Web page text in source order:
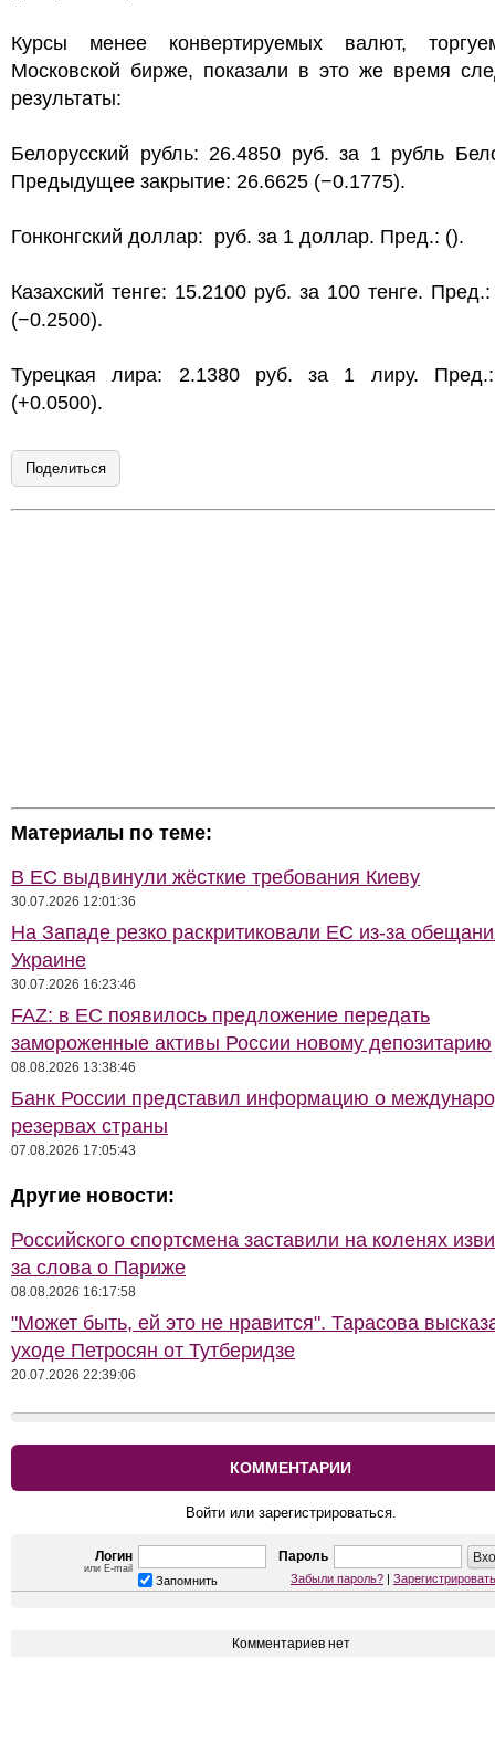
Курсы менее конвертируемых валют,
Московской бирже, показали в это же время
результаты:
Белорусский рубль: 26.4850 руб. за 1 рубль
Предыдущее закрытие: 26.6625 (−0.1775).
Гонконгский доллар: руб. за 1 доллар. Пред.: ().
Казахский тенге: 15.2100 руб. за 100 тенге.
(−0.2500).
Турецкая лира: 2.1380 руб. за 1 лиру.
(+0.0500).
Поделиться
Материалы по теме:
В ЕС выдвинули жёсткие требования Киеву
30.07.2026 12:01:36
На Западе резко раскритиковали ЕС из-за
Украине
30.07.2026 16:23:46
FAZ: в ЕС появилось предложение передать
замороженные активы России новому депозитарию
08.08.2026 13:38:46
Банк России представил информацию о
резервах страны
07.08.2026 17:05:43
Другие новости:
Российского спортсмена заставили на коленях
за слова о Париже
08.08.2026 16:17:58
"Может быть, ей это не нравится". Тарасова
уходе Петросян от Тутберидзе
20.07.2026 22:39:06
КОММЕНТАРИИ
Войти или зарегистрироваться.
Логин
или E-mail
Пароль
Запомнить Забыли пароль? |
Комментариев нет